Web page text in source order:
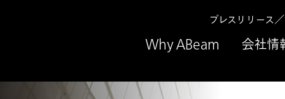
Why ABeam 会社情
プレスリリース